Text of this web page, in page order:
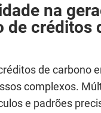
na
de créditos
de carbono
complexos.
e padrões